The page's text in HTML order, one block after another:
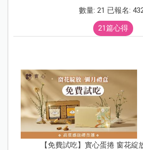
數量: 21 已報名:
21篇心得
【免費試吃】實心蛋捲 窗花綻